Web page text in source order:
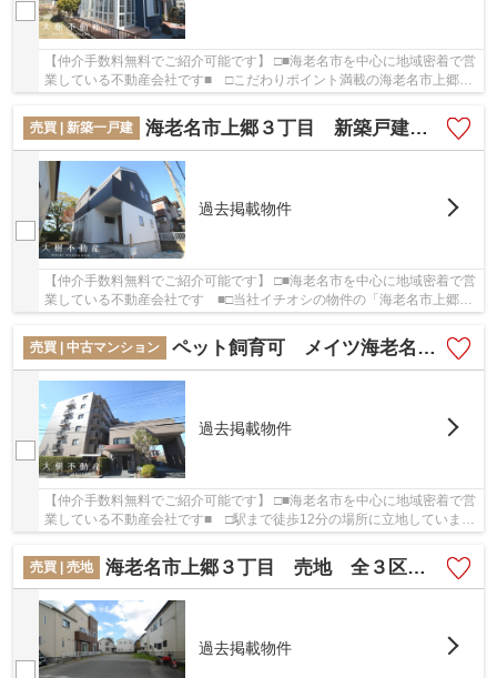
【仲介手数料無料でご紹介可能です】 □■海老名市を中心に地域密着で営
業している不動産会社です■ □こだわりポイント満載の海老名市上郷３
売買 | 新築一戸建
海老名市上郷３丁目 新築戸建て 全１棟 【仲介手数料無料】
過去掲載物件
【仲介手数料無料でご紹介可能です】 □■海老名市を中心に地域密着で営
業している不動産会社です ■□当社イチオシの物件の「海老名市上郷３
売買 | 中古マンション
ペット飼育可 メイツ海老名 4階 2LDK リフォーム済み 【仲介手数料無料】
過去掲載物件
【仲介手数料無料でご紹介可能です】 □■海老名市を中心に地域密着で営
業している不動産会社です■ □駅まで徒歩12分の場所に立地していま
す。築28年の中古マンションです。海老名市でマ...
売買 | 売地
海老名市上郷３丁目 売地 全３区画【仲介手数料無料】
過去掲載物件